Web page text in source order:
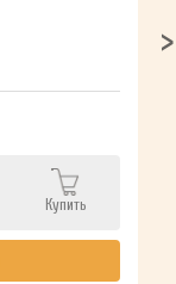
Купить